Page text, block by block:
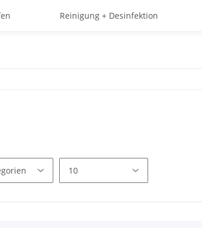
Reinigung + Desinfektion